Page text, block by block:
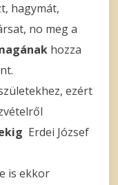
hagymát,
no meg a
hozza
ezért
Erdei József
is ekkor